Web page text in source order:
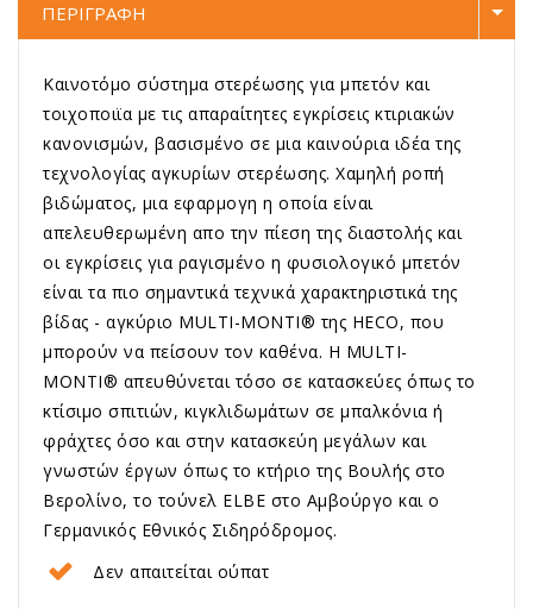
ΠΕΡΙΓΡΑΦΗ
Καινοτόμο σύστημα στερέωσης για μπετόν και
τοιχοποιϊα με τις απαραίτητες εγκρίσεις κτιριακών
κανονισμών, βασισμένο σε μια καινούρια ιδέα της
τεχνολογίας αγκυρίων στερέωσης. Χαμηλή ροπή
βιδώματος, μια εφαρμογη η οποία είναι
απελευθερωμένη απο την πίεση της διαστολής και
οι εγκρίσεις για ραγισμένο η φυσιολογικό μπετόν
είναι τα πιο σημαντικά τεχνικά χαρακτηριστικά της
βίδας - αγκύριο MULTI-MONTI® της HECO, που
μπορούν να πείσουν τον καθένα. Η MULTI-
MONTI® απευθύνεται τόσο σε κατασκεύες όπως το
κτίσιμο σπιτιών, κιγκλιδωμάτων σε μπαλκόνια ή
φράχτες όσο και στην κατασκεύη μεγάλων και
γνωστών έργων όπως το κτήριο της Βουλής στο
Βερολίνο, το τούνελ ELBE στο Αμβούργο και ο
Γερμανικός Εθνικός Σιδηρόδρομος.
Δεν απαιτείται ούπατ